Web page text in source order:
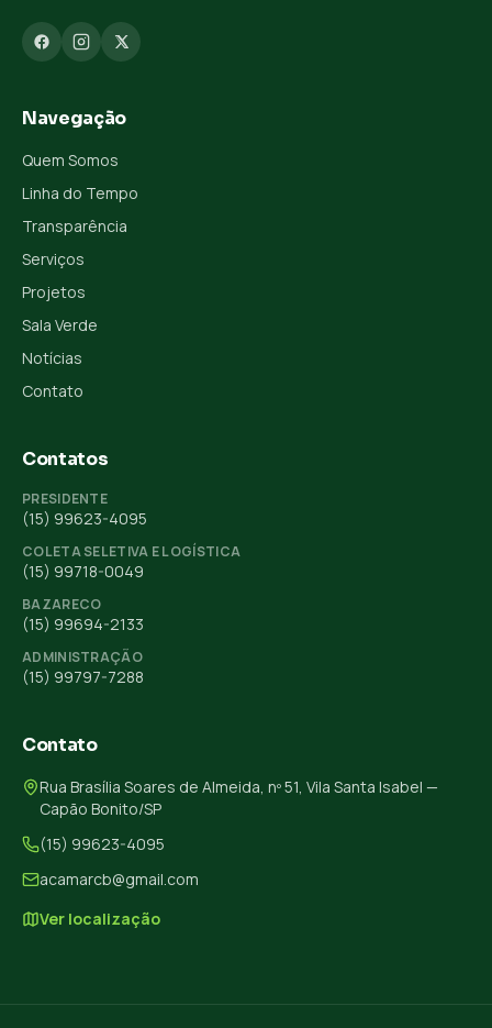
Navegação
Quem Somos
Linha do Tempo
Transparência
Serviços
Projetos
Sala Verde
Notícias
Contato
Contatos
PRESIDENTE
(15) 99623-4095
COLETA SELETIVA E LOGÍSTICA
(15) 99718-0049
BAZARECO
(15) 99694-2133
ADMINISTRAÇÃO
(15) 99797-7288
Contato
Rua Brasília Soares de Almeida, nº 51, Vila Santa Isabel —
Capão Bonito/SP
(15) 99623-4095
acamarcb@gmail.com
Ver localização